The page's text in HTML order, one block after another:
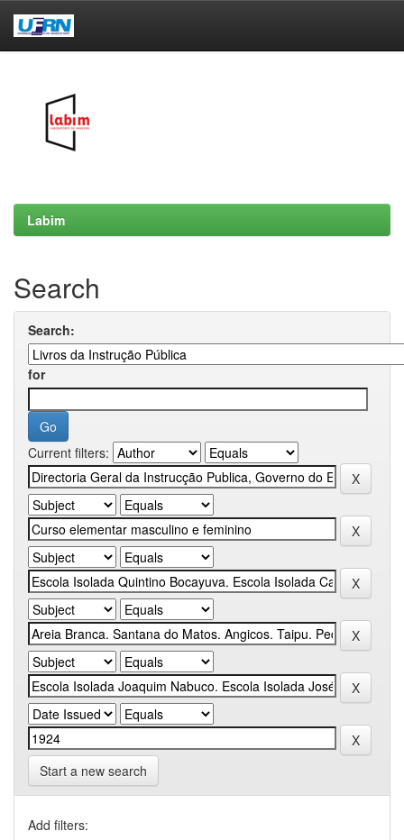
Labim
Search
Search:
for
Current filters:
Start a new search
Add filters: